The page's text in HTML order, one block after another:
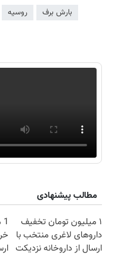
بارش برف روسیه
مطالب پیشنهادی
۱ میلیون تومان تخفیف
داروهای لاغری منتخب با
ارسال از داروخانه نزدیکت